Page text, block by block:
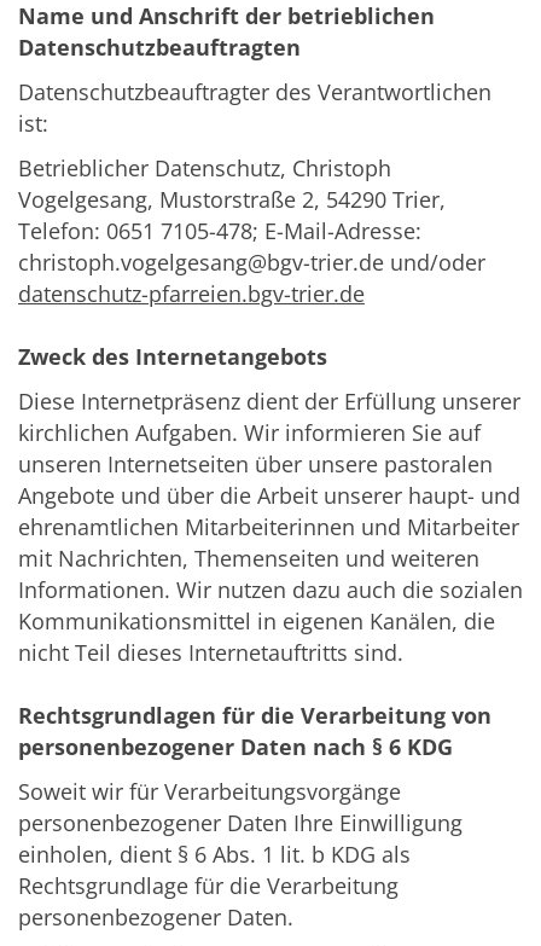
Name und Anschrift der betrieblichen
Datenschutzbeauftragten
Datenschutzbeauftragter des Verantwortlichen
ist:
Betrieblicher Datenschutz, Christoph
Vogelgesang, Mustorstraße 2, 54290 Trier,
Telefon: 0651 7105-478; E-Mail-Adresse:
christoph.vogelgesang@bgv-trier.de und/oder
datenschutz-pfarreien.bgv-trier.de
Zweck des Internetangebots
Diese Internetpräsenz dient der Erfüllung unserer
kirchlichen Aufgaben. Wir informieren Sie auf
unseren Internetseiten über unsere pastoralen
Angebote und über die Arbeit unserer haupt- und
ehrenamtlichen Mitarbeiterinnen und Mitarbeiter
mit Nachrichten, Themenseiten und weiteren
Informationen. Wir nutzen dazu auch die sozialen
Kommunikationsmittel in eigenen Kanälen, die
nicht Teil dieses Internetauftritts sind.
Rechtsgrundlagen für die Verarbeitung von
personenbezogener Daten nach § 6 KDG
Soweit wir für Verarbeitungsvorgänge
personenbezogener Daten Ihre Einwilligung
einholen, dient § 6 Abs. 1 lit. b KDG als
Rechtsgrundlage für die Verarbeitung
personenbezogener Daten.